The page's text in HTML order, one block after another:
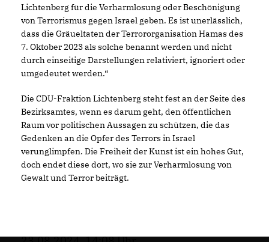
Lichtenberg für die Verharmlosung oder Beschönigung
von Terrorismus gegen Israel geben. Es ist unerlässlich,
dass die Gräueltaten der Terrororganisation Hamas des
7. Oktober 2023 als solche benannt werden und nicht
durch einseitige Darstellungen relativiert, ignoriert oder
umgedeutet werden.“
Die CDU-Fraktion Lichtenberg steht fest an der Seite des
Bezirksamtes, wenn es darum geht, den öffentlichen
Raum vor politischen Aussagen zu schützen, die das
Gedenken an die Opfer des Terrors in Israel
verunglimpfen. Die Freiheit der Kunst ist ein hohes Gut,
doch endet diese dort, wo sie zur Verharmlosung von
Gewalt und Terror beiträgt.